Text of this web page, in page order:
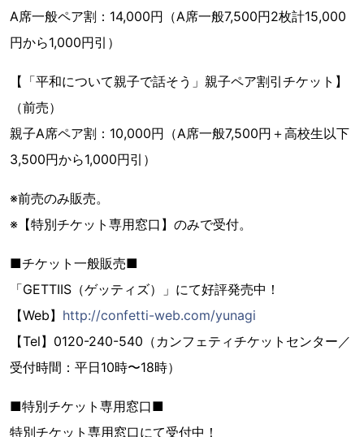
A席一般ペア割：14,000円（A席一般7,500円2枚計15,000
円から1,000円引）
【「平和について親子で話そう」親子ペア割引チケット】
（前売）
親子A席ペア割：10,000円（A席一般7,500円＋高校生以下
3,500円から1,000円引）
※前売のみ販売。
※【特別チケット専用窓口】のみで受付。
■チケット一般販売■
「GETTIIS（ゲッティズ）」にて好評発売中！
【Web】 http://confetti-web.com/yunagi
【Tel】0120-240-540（カンフェティチケットセンター／
受付時間：平日10時〜18時）
■特別チケット専用窓口■
特別チケット専用窓口にて受付中！